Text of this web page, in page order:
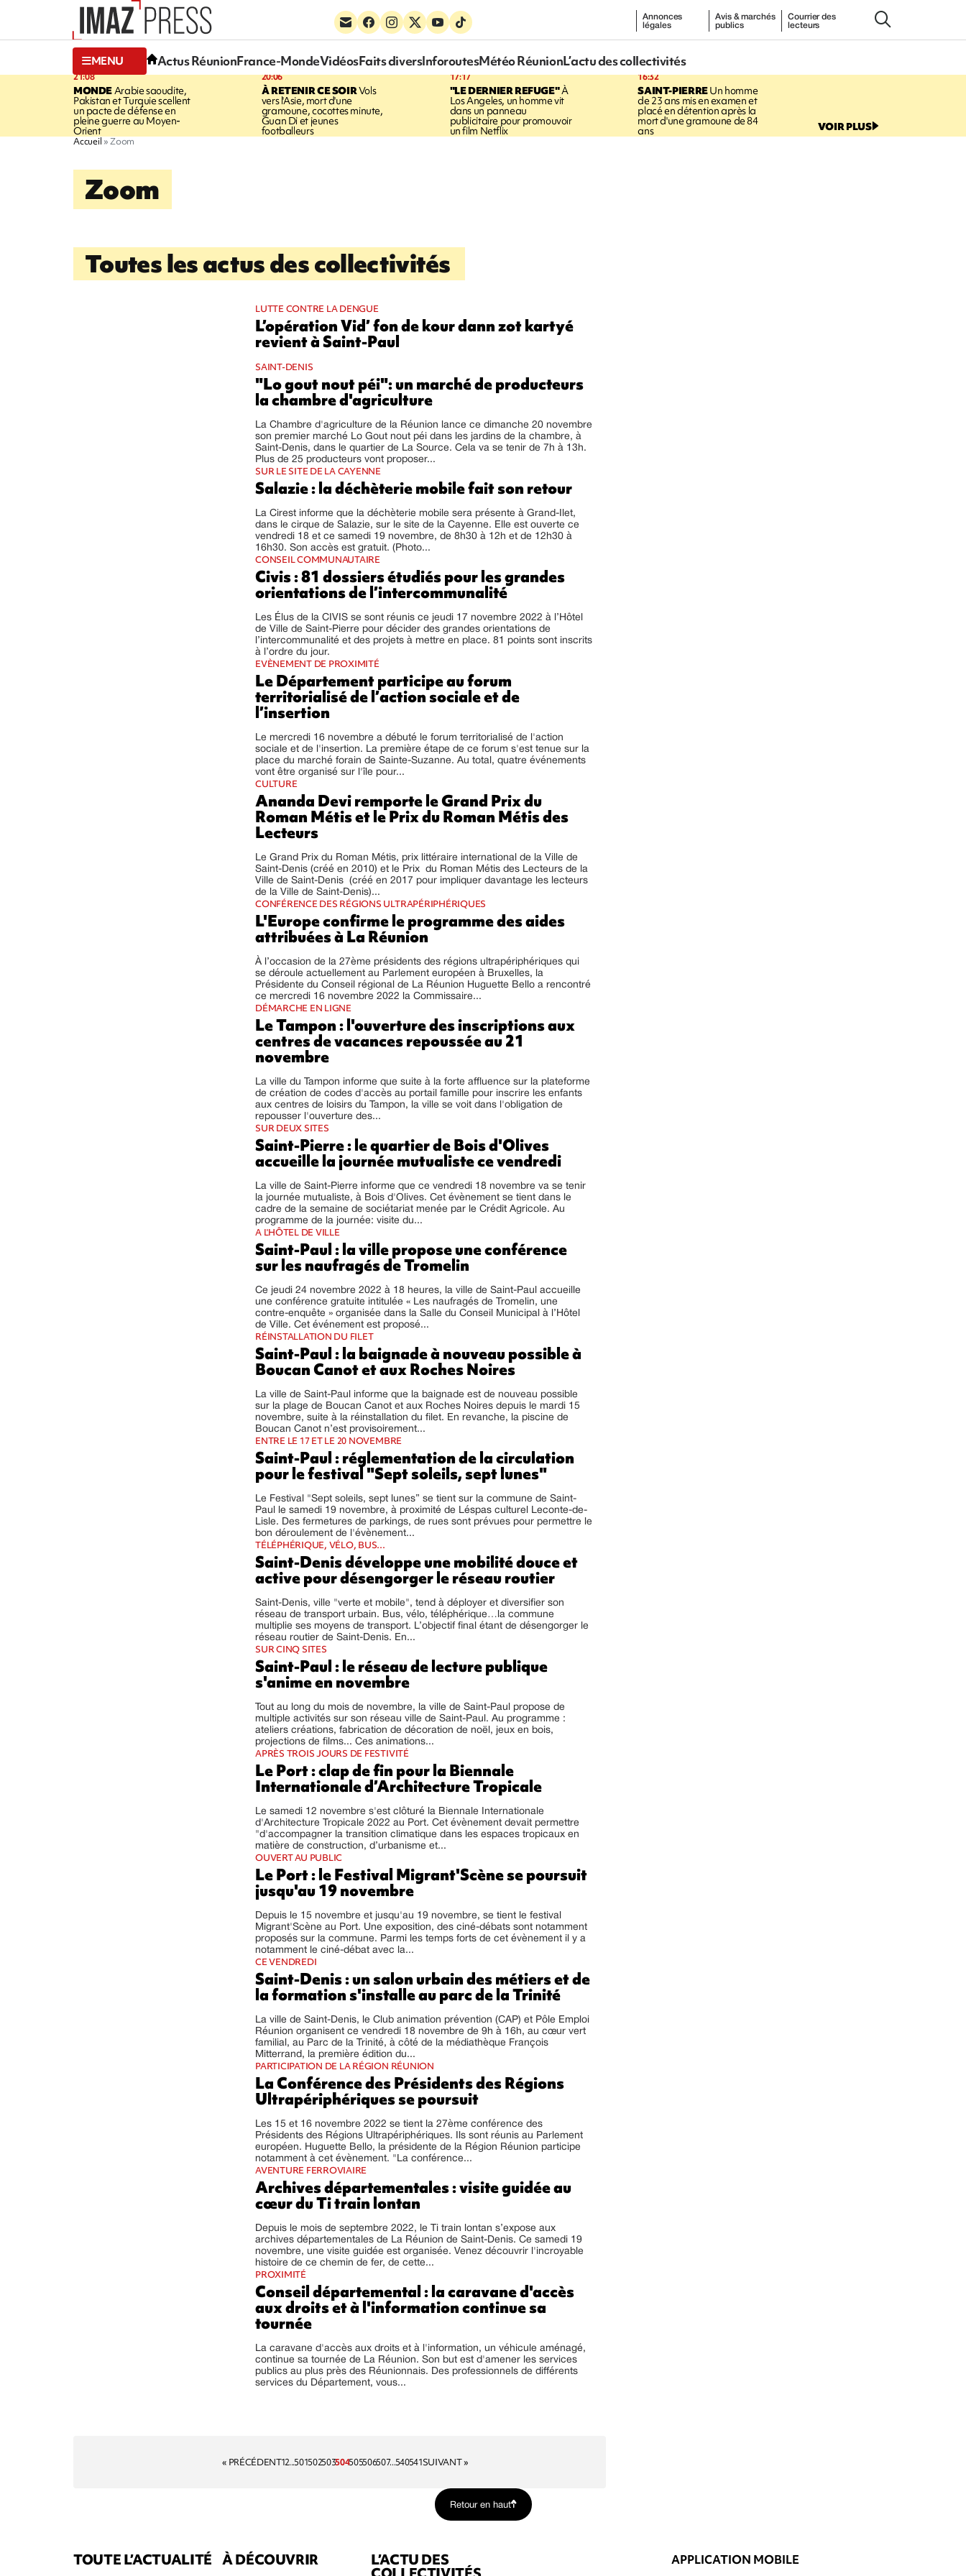
Annonces
légales
Avis & marchés
publics
Courrier des
lecteurs
MENU Actus RéunionFrance-MondeVidéosFaits diversInforoutesMétéo RéunionL’actu des collectivités
21:08
MONDE Arabie saoudite,
Pakistan et Turquie scellent
un pacte de défense en
pleine guerre au Moyen-
Orient
20:06
À RETENIR CE SOIRVols
vers l'Asie, mort d'une
gramoune, cocottes minute,
Guan Di et jeunes
footballeurs
17:17
"LE DERNIER REFUGE"À
Los Angeles, un homme vit
dans un panneau
publicitaire pour promouvoir
un film Netflix
16:32
SAINT-PIERREUn homme
de 23 ans mis en examen et
placé en détention après la
mort d'une gramoune de 84
ans VOIR PLUS
Accueil Zoom
Zoom
Toutes les actus des collectivités
LUTTE CONTRE LA DENGUE
L’opération Vid’ fon de kour dann zot kartyé
revient à Saint-Paul
SAINT-DENIS
"Lo gout nout péi": un marché de producteurs
la chambre d'agriculture
La Chambre d'agriculture de la Réunion lance ce dimanche 20 novembre
son premier marché Lo Gout nout péi dans les jardins de la chambre, à
Saint-Denis, dans le quartier de La Source. Cela va se tenir de 7h à 13h.
Plus de 25 producteurs vont proposer...
SUR LE SITE DE LA CAYENNE
Salazie : la déchèterie mobile fait son retour
La Cirest informe que la déchèterie mobile sera présente à Grand-Ilet,
dans le cirque de Salazie, sur le site de la Cayenne. Elle est ouverte ce
vendredi 18 et ce samedi 19 novembre, de 8h30 à 12h et de 12h30 à
16h30. Son accès est gratuit. (Photo...
CONSEIL COMMUNAUTAIRE
Civis : 81 dossiers étudiés pour les grandes
orientations de l’intercommunalité
Les Élus de la CIVIS se sont réunis ce jeudi 17 novembre 2022 à l’Hôtel
de Ville de Saint-Pierre pour décider des grandes orientations de
l’intercommunalité et des projets à mettre en place. 81 points sont inscrits
à l’ordre du jour.
EVÈNEMENT DE PROXIMITÉ
Le Département participe au forum
territorialisé de l’action sociale et de
l’insertion
Le mercredi 16 novembre a débuté le forum territorialisé de l'action
sociale et de l'insertion. La première étape de ce forum s'est tenue sur la
place du marché forain de Sainte-Suzanne. Au total, quatre événements
vont être organisé sur l'île pour...
CULTURE
Ananda Devi remporte le Grand Prix du
Roman Métis et le Prix du Roman Métis des
Lecteurs
Le Grand Prix du Roman Métis, prix littéraire international de la Ville de
Saint-Denis (créé en 2010) et le Prix du Roman Métis des Lecteurs de la
Ville de Saint-Denis (créé en 2017 pour impliquer davantage les lecteurs
de la Ville de Saint-Denis)...
CONFÉRENCE DES RÉGIONS ULTRAPÉRIPHÉRIQUES
L'Europe confirme le programme des aides
attribuées à La Réunion
À l’occasion de la 27ème présidents des régions ultrapériphériques qui
se déroule actuellement au Parlement européen à Bruxelles, la
Présidente du Conseil régional de La Réunion Huguette Bello a rencontré
ce mercredi 16 novembre 2022 la Commissaire...
DÉMARCHE EN LIGNE
Le Tampon : l'ouverture des inscriptions aux
centres de vacances repoussée au 21
novembre
La ville du Tampon informe que suite à la forte affluence sur la plateforme
de création de codes d'accès au portail famille pour inscrire les enfants
aux centres de loisirs du Tampon, la ville se voit dans l'obligation de
repousser l'ouverture des...
SUR DEUX SITES
Saint-Pierre : le quartier de Bois d'Olives
accueille la journée mutualiste ce vendredi
La ville de Saint-Pierre informe que ce vendredi 18 novembre va se tenir
la journée mutualiste, à Bois d'Olives. Cet évènement se tient dans le
cadre de la semaine de sociétariat menée par le Crédit Agricole. Au
programme de la journée: visite du...
A L'HÔTEL DE VILLE
Saint-Paul : la ville propose une conférence
sur les naufragés de Tromelin
Ce jeudi 24 novembre 2022 à 18 heures, la ville de Saint-Paul accueille
une conférence gratuite intitulée « Les naufragés de Tromelin, une
contre-enquête » organisée dans la Salle du Conseil Municipal à l’Hôtel
de Ville. Cet événement est proposé...
RÉINSTALLATION DU FILET
Saint-Paul : la baignade à nouveau possible à
Boucan Canot et aux Roches Noires
La ville de Saint-Paul informe que la baignade est de nouveau possible
sur la plage de Boucan Canot et aux Roches Noires depuis le mardi 15
novembre, suite à la réinstallation du filet. En revanche, la piscine de
Boucan Canot n’est provisoirement...
ENTRE LE 17 ET LE 20 NOVEMBRE
Saint-Paul : réglementation de la circulation
pour le festival "Sept soleils, sept lunes"
Le Festival "Sept soleils, sept lunes” se tient sur la commune de Saint-
Paul le samedi 19 novembre, à proximité de Léspas culturel Leconte-de-
Lisle. Des fermetures de parkings, de rues sont prévues pour permettre le
bon déroulement de l'évènement...
TÉLÉPHÉRIQUE, VÉLO, BUS...
Saint-Denis développe une mobilité douce et
active pour désengorger le réseau routier
Saint-Denis, ville "verte et mobile", tend à déployer et diversifier son
réseau de transport urbain. Bus, vélo, téléphérique…la commune
multiplie ses moyens de transport. L’objectif final étant de désengorger le
réseau routier de Saint-Denis. En...
SUR CINQ SITES
Saint-Paul : le réseau de lecture publique
s'anime en novembre
Tout au long du mois de novembre, la ville de Saint-Paul propose de
multiple activités sur son réseau ville de Saint-Paul. Au programme :
ateliers créations, fabrication de décoration de noël, jeux en bois,
projections de films... Ces animations...
APRÈS TROIS JOURS DE FESTIVITÉ
Le Port : clap de fin pour la Biennale
Internationale d’Architecture Tropicale
Le samedi 12 novembre s'est clôturé la Biennale Internationale
d'Architecture Tropicale 2022 au Port. Cet évènement devait permettre
"d'accompagner la transition climatique dans les espaces tropicaux en
matière de construction, d’urbanisme et...
OUVERT AU PUBLIC
Le Port : le Festival Migrant'Scène se poursuit
jusqu'au 19 novembre
Depuis le 15 novembre et jusqu'au 19 novembre, se tient le festival
Migrant'Scène au Port. Une exposition, des ciné-débats sont notamment
proposés sur la commune. Parmi les temps forts de cet évènement il y a
notamment le ciné-débat avec la...
CE VENDREDI
Saint-Denis : un salon urbain des métiers et de
la formation s'installe au parc de la Trinité
La ville de Saint-Denis, le Club animation prévention (CAP) et Pôle Emploi
Réunion organisent ce vendredi 18 novembre de 9h à 16h, au cœur vert
familial, au Parc de la Trinité, à côté de la médiathèque François
Mitterrand, la première édition du...
PARTICIPATION DE LA RÉGION RÉUNION
La Conférence des Présidents des Régions
Ultrapériphériques se poursuit
Les 15 et 16 novembre 2022 se tient la 27ème conférence des
Présidents des Régions Ultrapériphériques. Ils sont réunis au Parlement
européen. Huguette Bello, la présidente de la Région Réunion participe
notamment à cet évènement. "La conférence...
AVENTURE FERROVIAIRE
Archives départementales : visite guidée au
cœur du Ti train lontan
Depuis le mois de septembre 2022, le Ti train lontan s’expose aux
archives départementales de La Réunion de Saint-Denis. Ce samedi 19
novembre, une visite guidée est organisée. Venez découvrir l'incroyable
histoire de ce chemin de fer, de cette...
PROXIMITÉ
Conseil départemental : la caravane d'accès
aux droits et à l'information continue sa
tournée
La caravane d'accès aux droits et à l'information, un véhicule aménagé,
continue sa tournée de La Réunion. Son but est d'amener les services
publics au plus près des Réunionnais. Des professionnels de différents
services du Département, vous...
« PRÉCÉDENT12...501502503504505506507...540541SUIVANT »
Retour en haut
TOUTE L’ACTUALITÉ À DÉCOUVRIR L’ACTU DES APPLICATION MOBILE